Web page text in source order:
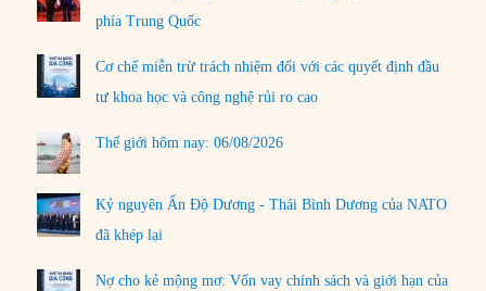
phía Trung Quốc
Cơ chế miễn trừ trách nhiệm đối với các quyết định đầu
tư khoa học và công nghệ rủi ro cao
Thế giới hôm nay: 06/08/2026
Kỷ nguyên Ấn Độ Dương - Thái Bình Dương của NATO
đã khép lại
Nợ cho kẻ mộng mơ: Vốn vay chính sách và giới hạn của